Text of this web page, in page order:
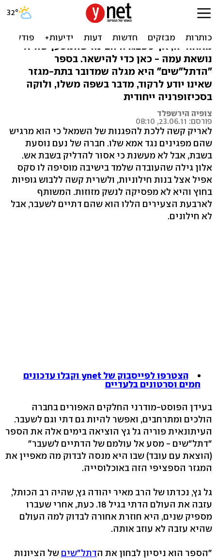
אנחנו, הדת"לשים
פוריה גל עזבה את הדת בגיל 18 וחשבה שזה
מאחוריה, אך כשבגרה הבינה שהמטען שהיא
נושאת עמה - כאן כדי להישאר. בספר
"הדתל"שים" היא מגלה שמדובר בתת-מגזר
שאינו יודע לרקוד, מדבר בשפה משלו, ולוקה
בסכיזופרניה ייחודית
צופיה הירשפלד
פורסם: 23.06.11, 08:10
לאריק קשה ללכת להפגנות של השמאל כי הוא מרגיש
שהם מפגינים נגד אמא שלו. חברה של נעם נוסעת
בשבת, אבל לא מעשנת כי אסור להדליק בשבת אש.
אלון גילה שהעובדה שלמד בישיבה מוסיפה לו סקס
אפיל אצל בנות חילוניות, ולשרית קשה ללבוש גופיות
בחוץ והיא לא מפסיקה לנשק מזוזות. המשותף
לארבעת הצעירים הללו הוא שהם דתיים לשעבר, אבל
לא חילונים.
הצטרפו לפייסבוק של ynet וקבלו עדכונים
חמים וסרטונים בלעדיים
בעידן הפוסט-מודרני החלקים האפורים בחברה
הולכים ומתרחבים, ואפשר להיות גם דתי וגם לשעבר.
העיתונאית פוריה גל גץ הוציאה בימים אלה את הספר
"דתל"שים - מסע אל עולמם של הדתיים לשעבר"
(הוצאת עם עובד) שבו היא מנסה לבדוק מה מאפיין את
המגזר הספציפי הזה באוכלוסייה.
גל גץ, נכדתו של הרב מאיר יהודה גץ, שהיה רב הכותל,
עזבה את העולם הדתי בגיל 18. כעת, אחרי שעברו
מספיק שנים, היא חוזרת אחורה לבדוק למה העולם
שהיא עזבה לא עוזב אותה.
"הספר הוא ניסיון לבחון את הדתל"שים של הציונות